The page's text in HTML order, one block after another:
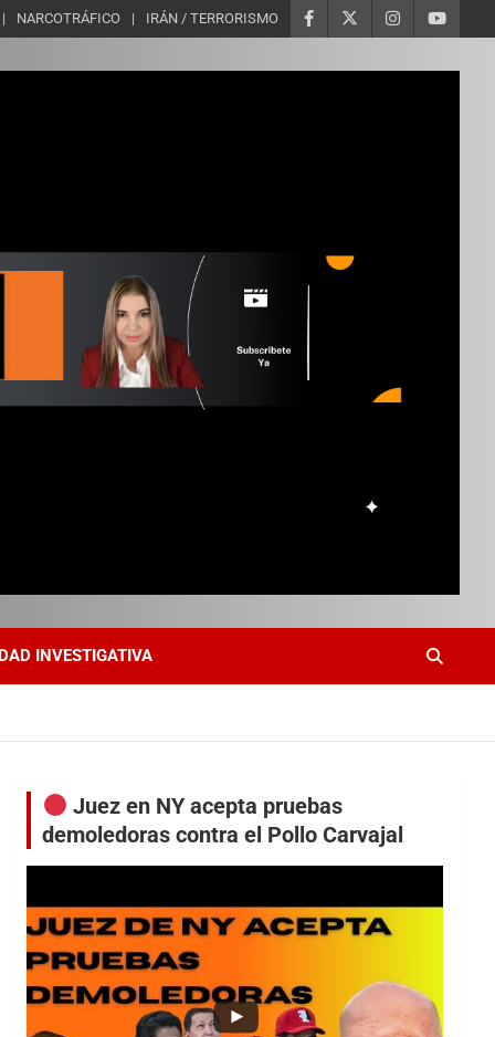
NARCOTRÁFICO IRÁN / TERRORISMO
INVESTIGATIVA
Juez en NY acepta pruebas
demoledoras contra el Pollo Carvajal